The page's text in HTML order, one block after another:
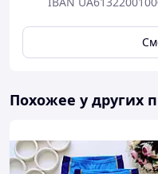
Похожее у других